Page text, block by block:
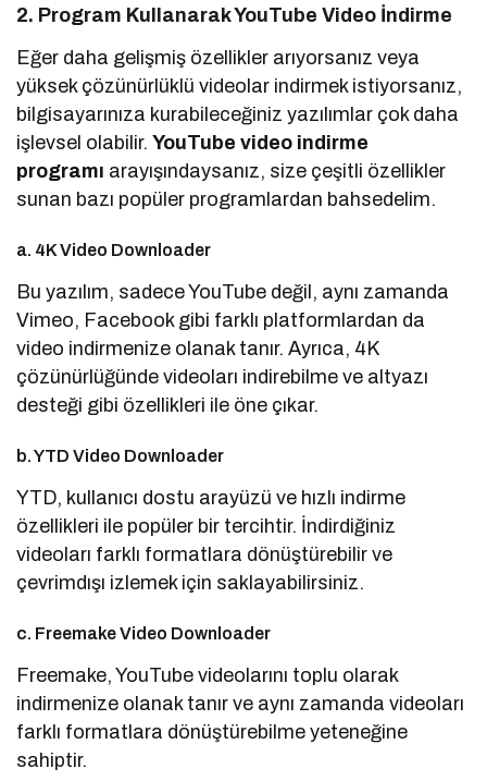
2. Program Kullanarak YouTube Video İndirme
Eğer daha gelişmiş özellikler arıyorsanız veya
yüksek çözünürlüklü videolar indirmek istiyorsanız,
bilgisayarınıza kurabileceğiniz yazılımlar çok daha
işlevsel olabilir.YouTube video indirme
programı arayışındaysanız, size çeşitli özellikler
sunan bazı popüler programlardan bahsedelim.
a. 4K Video Downloader
Bu yazılım, sadece YouTube değil, aynı zamanda
Vimeo, Facebook gibi farklı platformlardan da
video indirmenize olanak tanır. Ayrıca, 4K
çözünürlüğünde videoları indirebilme ve altyazı
desteği gibi özellikleri ile öne çıkar.
b. YTD Video Downloader
YTD, kullanıcı dostu arayüzü ve hızlı indirme
özellikleri ile popüler bir tercihtir. İndirdiğiniz
videoları farklı formatlara dönüştürebilir ve
çevrimdışı izlemek için saklayabilirsiniz.
c. Freemake Video Downloader
Freemake, YouTube videolarını toplu olarak
indirmenize olanak tanır ve aynı zamanda videoları
farklı formatlara dönüştürebilme yeteneğine
sahiptir.